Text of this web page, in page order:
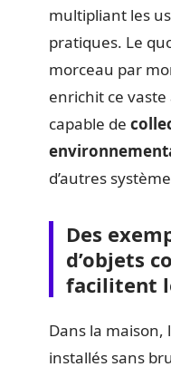
multipliant les
pratiques. Le
morceau par
enrichit ce
capable de
d’autres
Des
d’objets
facilitent
Dans la maison,
installés sans